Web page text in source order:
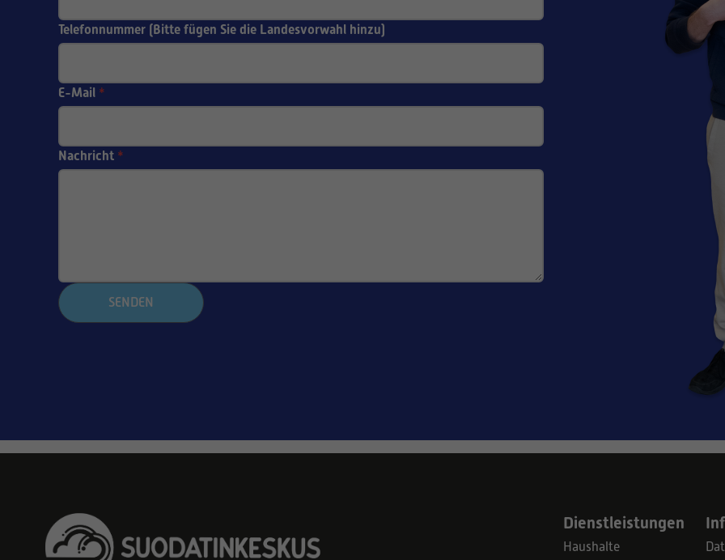
Telefonnummer (Bitte fügen Sie die Landesvorwahl hinzu)
E-Mail *
Nachricht *
SENDEN
Dienstleistungen
Haushalte